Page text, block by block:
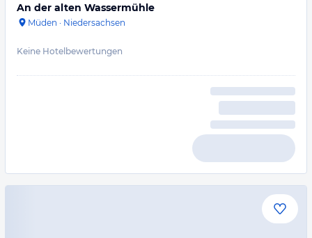
An der alten Wassermühle
Müden · Niedersachsen
Keine Hotelbewertungen